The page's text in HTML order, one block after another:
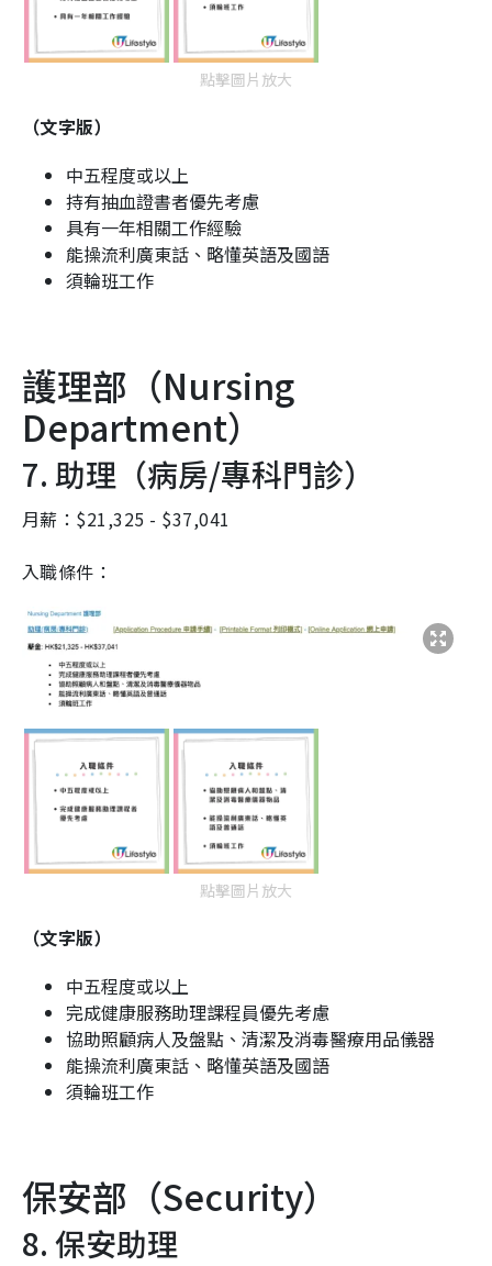
點擊圖片放大
（文字版）
中五程度或以上
持有抽血證書者優先考慮
具有一年相關工作經驗
能操流利廣東話、略懂英語及國語
須輪班工作
護理部（Nursing
Department）
7. 助理（病房/專科門診）
月薪：$21,325 - $37,041
入職條件：
點擊圖片放大
（文字版）
中五程度或以上
完成健康服務助理課程員優先考慮
協助照顧病人及盤點、清潔及消毒醫療用品儀器
能操流利廣東話、略懂英語及國語
須輪班工作
保安部（Security）
8. 保安助理